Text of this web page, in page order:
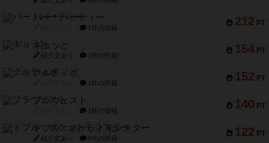
212 PT
バー！パーティー
1件の投稿
154 PT
ギョッと
紹介文あり 1件の投稿
152 PT
クルティボ
1件の投稿
140 PT
ブラヴェスト
1件の投稿
122 PT
ドブル：ポケットモンスター
紹介文あり 4件の投稿